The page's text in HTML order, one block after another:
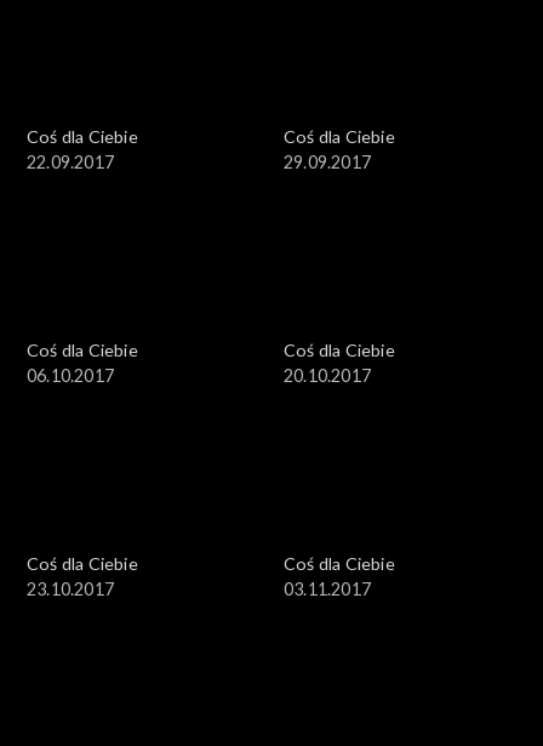
Coś dla Ciebie
22.09.2017
Coś dla Ciebie
29.09.2017
Coś dla Ciebie
06.10.2017
Coś dla Ciebie
20.10.2017
Coś dla Ciebie
23.10.2017
Coś dla Ciebie
03.11.2017